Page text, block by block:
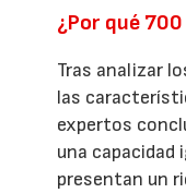
¿Por qué 700
Tras analizar
las
expertos
una capacidad
presentan un